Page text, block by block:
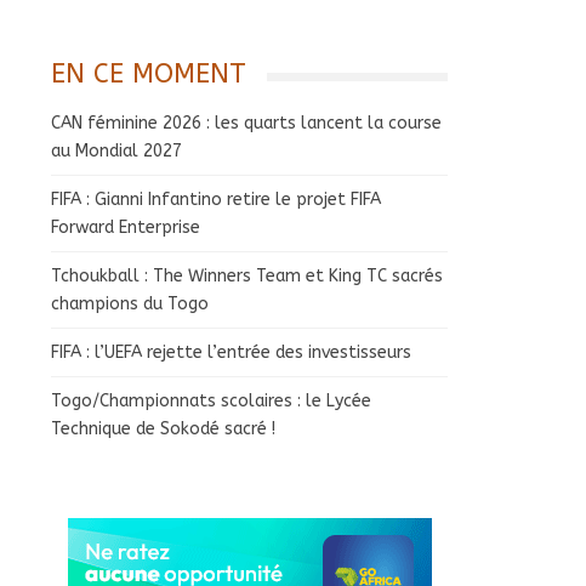
EN CE MOMENT
CAN féminine 2026 : les quarts lancent la course
au Mondial 2027
FIFA : Gianni Infantino retire le projet FIFA
Forward Enterprise
Tchoukball : The Winners Team et King TC sacrés
champions du Togo
FIFA : l’UEFA rejette l’entrée des investisseurs
Togo/Championnats scolaires : le Lycée
Technique de Sokodé sacré !